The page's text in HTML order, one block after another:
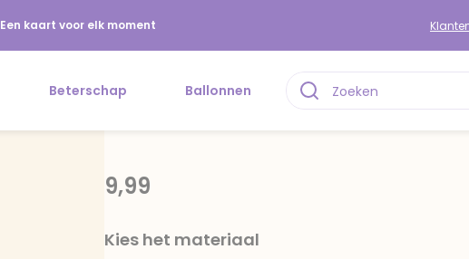
Een kaart voor elk moment
Beterschap Ballonnen
9,99
Kies het materiaal